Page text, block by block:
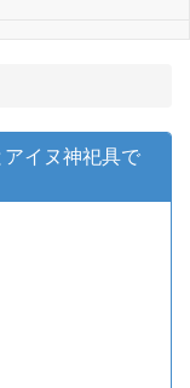
イヌ神祀具で